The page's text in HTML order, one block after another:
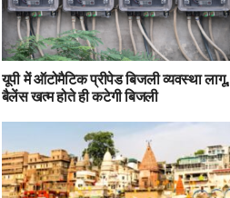
यूपी में ऑटोमैटिक प्रीपेड बिजली व्यवस्था लागू,
बैलेंस खत्म होते ही कटेगी बिजली